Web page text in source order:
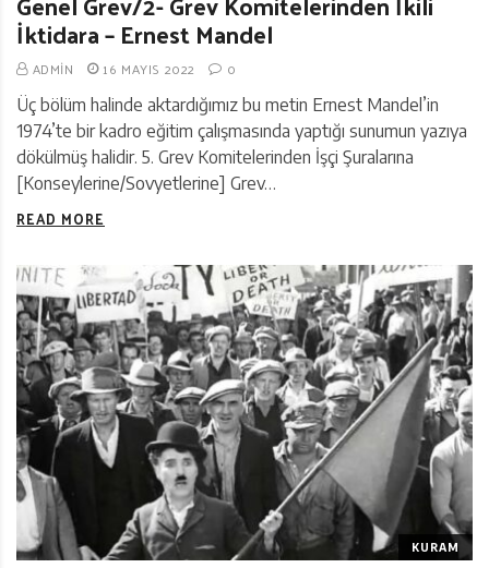
İktidara – Ernest Mandel
ADMIN 16 MAYIS 2022 0
Üç bölüm halinde aktardığımız bu metin Ernest Mandel’in
1974’te bir kadro eğitim çalışmasında yaptığı sunumun yazıya
dökülmüş halidir. 5. Grev Komitelerinden İşçi Şuralarına
[Konseylerine/Sovyetlerine] Grev…
READ MORE
KURAM